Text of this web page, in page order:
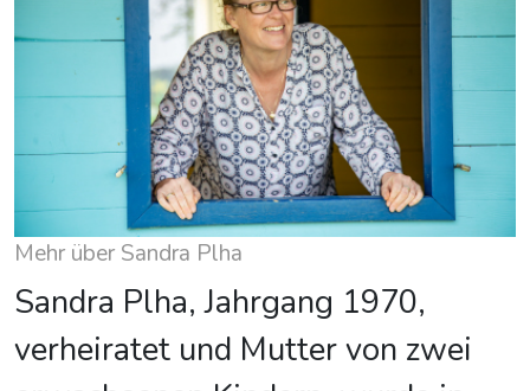
Mehr über Sandra Plha
Sandra Plha, Jahrgang 1970,
verheiratet und Mutter von zwei